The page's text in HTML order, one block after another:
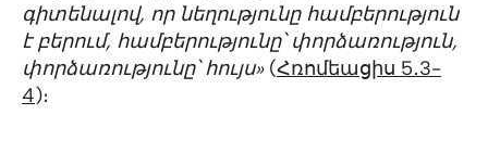
գիտենալով, որ նեղությունը համբերություն
է բերում, համբերությունը՝ փորձառություն,
փորձառությունը՝ հույս»(Հռոմեացիս 5․3-
4)։